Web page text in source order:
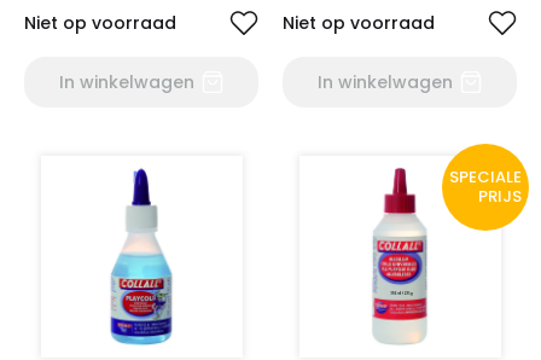
Niet op voorraad
In winkelwagen
Niet op voorraad
In winkelwagen
SPECIALE
PRIJS